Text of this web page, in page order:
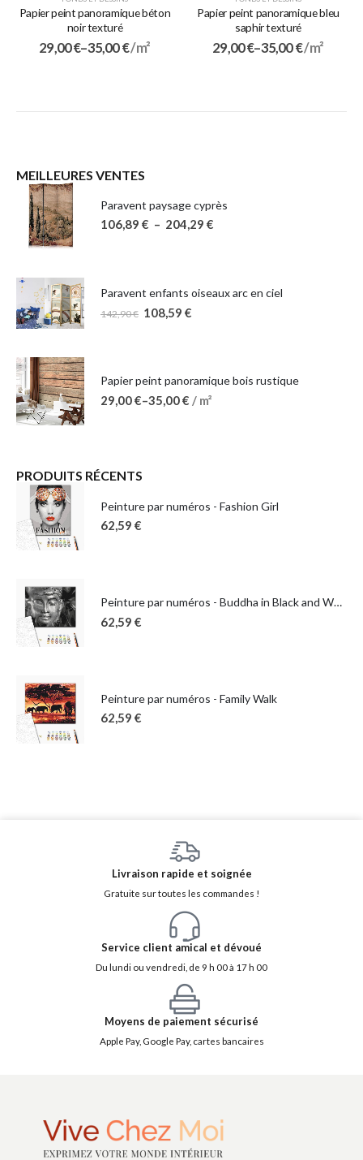
Papier peint panoramique béton
noir texturé
29,00€–35,00€/ m²
Papier peint panoramique bleu
saphir texturé
29,00€–35,00€/ m²
MEILLEURES VENTES
Paravent paysage cyprès
106,89 € – 204,29 €
Paravent enfants oiseaux arc en ciel
142,90€ 108,59 €
Papier peint panoramique bois rustique
29,00€–35,00€ / m²
PRODUITS RÉCENTS
Peinture par numéros - Fashion Girl
62,59 €
Peinture par numéros - Buddha in Black and White
62,59 €
Peinture par numéros - Family Walk
62,59 €
Livraison rapide et soignée
Gratuite sur toutes les commandes !
Service client amical et dévoué
Du lundi ou vendredi, de 9 h 00 à 17 h 00
Moyens de paiement sécurisé
Apple Pay, Google Pay, cartes bancaires